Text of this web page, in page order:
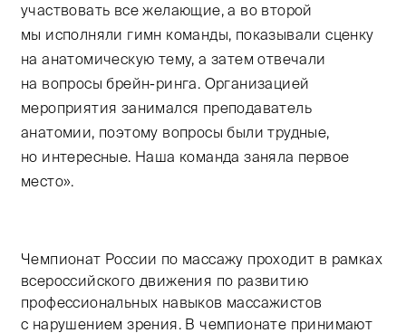
участвовать все желающие, а во второй
мы исполняли гимн команды, показывали сценку
на анатомическую тему, а затем отвечали
на вопросы брейн-ринга. Организацией
мероприятия занимался преподаватель
анатомии, поэтому вопросы были трудные,
но интересные. Наша команда заняла первое
место».
Чемпионат России по массажу проходит в рамках
всероссийского движения по развитию
профессиональных навыков массажистов
с нарушением зрения. В чемпионате принимают